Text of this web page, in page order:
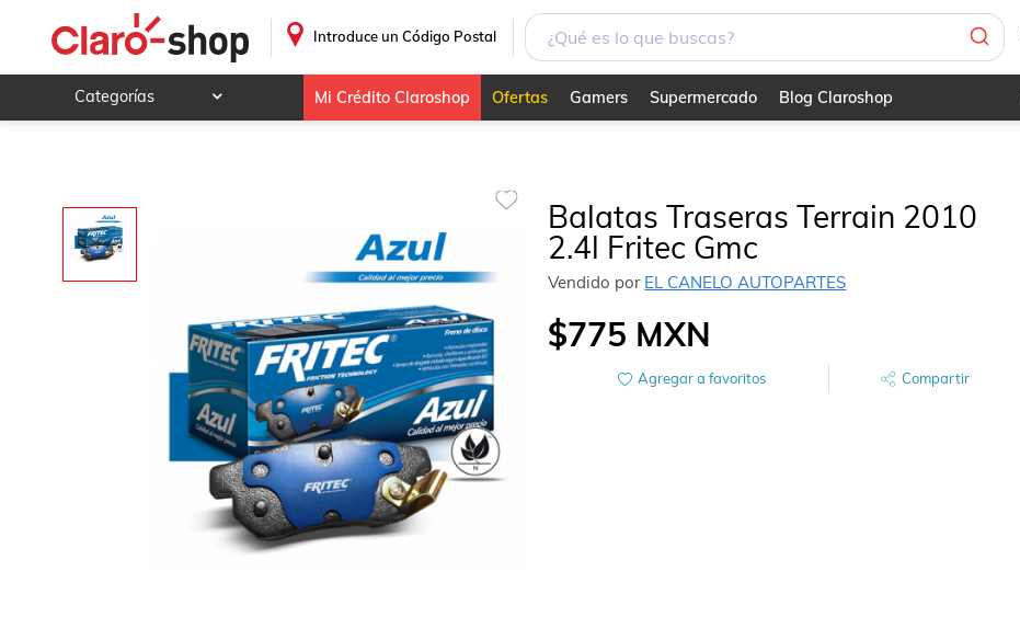
Introduce un Código Postal
Categorías
Hogar y jardín
Deportes y ocio
Animales y mascotas
Ropa, calzado y accesorios
Salud, belleza y cuidado personal
Libros, revistas y comics
Películas, series de tv y música
Mi Crédito Claroshop Ofertas Gamers Supermercado Blog Claroshop
Balatas Traseras Terrain 2010
2.4l Fritec Gmc
Vendido por EL CANELO AUTOPARTES
$775 MXN
Agregar a favoritos Compartir